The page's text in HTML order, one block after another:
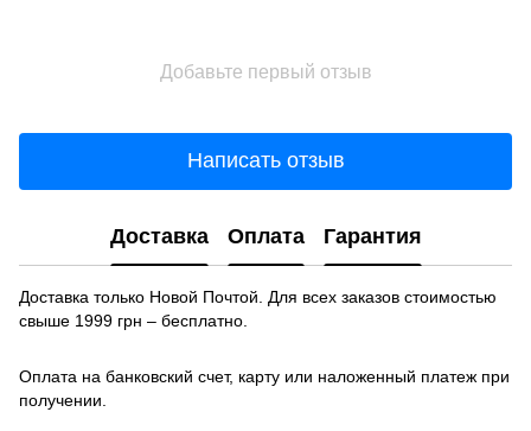
Добавьте первый отзыв
Написать отзыв
Доставка Оплата Гарантия
Доставка только Новой Почтой. Для всех заказов стоимостью
свыше 1999 грн – бесплатно.
Оплата на банковский счет, карту или наложенный платеж при
получении.